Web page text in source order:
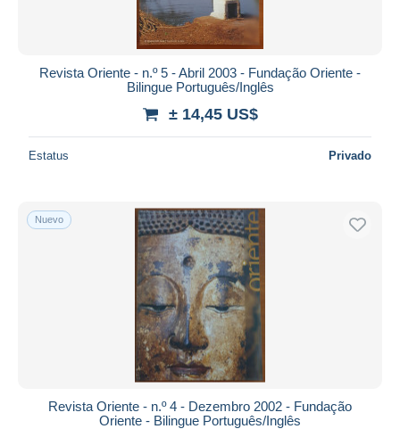
Revista Oriente - n.º 5 - Abril 2003 - Fundação Oriente -
Bilingue Português/Inglês
± 14,45 US$
Estatus Privado
Nuevo
Revista Oriente - n.º 4 - Dezembro 2002 - Fundação
Oriente - Bilingue Português/Inglês